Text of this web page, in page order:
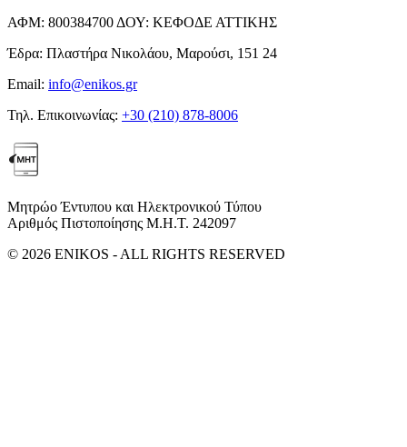
ΑΦΜ: 800384700 ΔΟΥ: ΚΕΦΟΔΕ ΑΤΤΙΚΗΣ
Έδρα: Πλαστήρα Νικολάου, Μαρούσι, 151 24
Email: info@enikos.gr
Τηλ. Επικοινωνίας: +30 (210) 878-8006
Μητρώο Έντυπου και Ηλεκτρονικού Τύπου
Αριθμός Πιστοποίησης Μ.Η.Τ. 242097
© 2026 ENIKOS - ALL RIGHTS RESERVED